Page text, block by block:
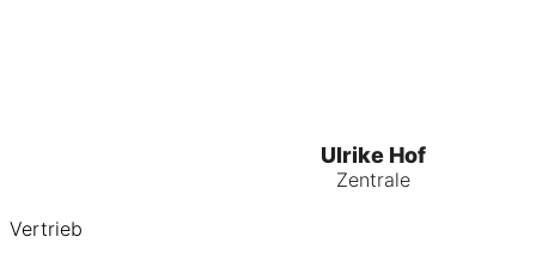
Ulrike Hof
Zentrale
Vertrieb